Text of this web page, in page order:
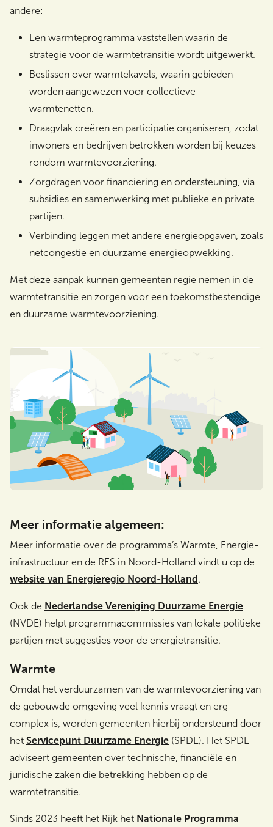
andere:
Een warmteprogramma vaststellen waarin de
strategie voor de warmtetransitie wordt uitgewerkt.
Beslissen over warmtekavels, waarin gebieden
worden aangewezen voor collectieve
warmtenetten.
Draagvlak creëren en participatie organiseren, zodat
inwoners en bedrijven betrokken worden bij keuzes
rondom warmtevoorziening.
Zorgdragen voor financiering en ondersteuning, via
subsidies en samenwerking met publieke en private
partijen.
Verbinding leggen met andere energieopgaven, zoals
netcongestie en duurzame energieopwekking.
Met deze aanpak kunnen gemeenten regie nemen in de
warmtetransitie en zorgen voor een toekomstbestendige
en duurzame warmtevoorziening.
Meer informatie algemeen:
Meer informatie over de programma’s Warmte, Energie-
infrastructuur en de RES in Noord-Holland vindt u op de
website van Energieregio Noord-Holland.
Ook de Nederlandse Vereniging Duurzame Energie
(NVDE) helpt programmacommissies van lokale politieke
partijen met suggesties voor de energietransitie.
Warmte
Omdat het verduurzamen van de warmtevoorziening van
de gebouwde omgeving veel kennis vraagt en erg
complex is, worden gemeenten hierbij ondersteund door
het Servicepunt Duurzame Energie (SPDE). Het SPDE
adviseert gemeenten over technische, financiële en
juridische zaken die betrekking hebben op de
warmtetransitie.
Sinds 2023 heeft het Rijk het Nationale Programma